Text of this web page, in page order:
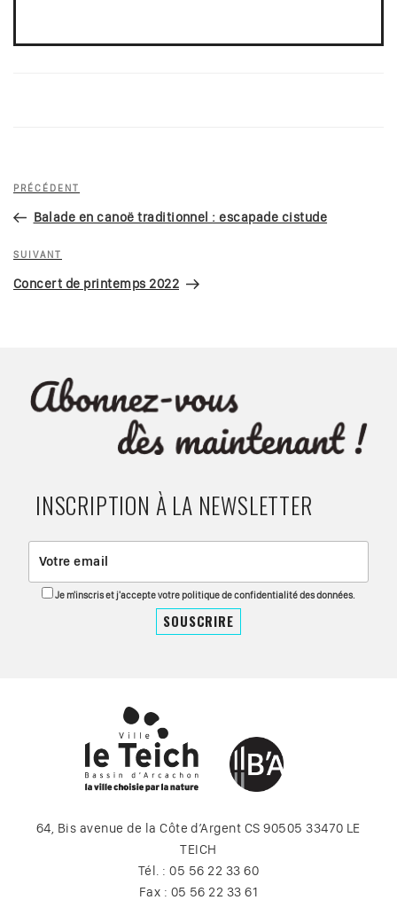
Navigation
l’article
Article
précédent
PRÉCÉDENT
Balade en canoë traditionnel : escapade cistude
Article
suivant
SUIVANT
Concert de printemps 2022
INSCRIPTION À LA NEWSLETTER
Je m'inscris et j'accepte votre politique de confidentialité des données.
64, Bis avenue de la Côte d’Argent CS 90505 33470 LE
TEICH
Tél. : 05 56 22 33 60
Fax : 05 56 22 33 61